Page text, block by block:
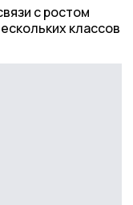
с ростом
классов